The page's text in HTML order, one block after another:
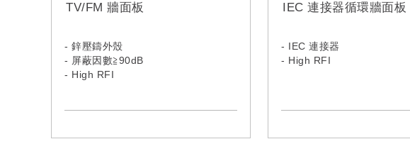
TV/FM 牆面板
- 鋅壓鑄外殼
- 屏蔽因數≧90dB
- High RFI
IEC 連接器循環牆面板
- IEC 連接器
- High RFI